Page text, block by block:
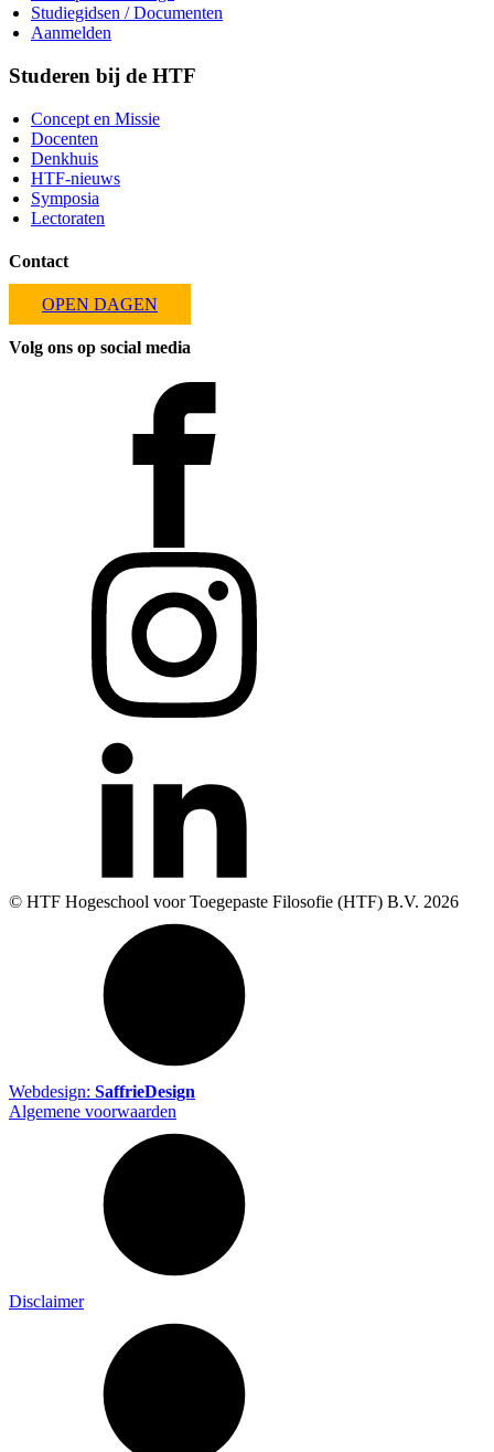
Studiegidsen / Documenten
Aanmelden
Studeren bij de HTF
Concept en Missie
Docenten
Denkhuis
HTF-nieuws
Symposia
Lectoraten
Contact
OPEN DAGEN
Volg ons op social media
© HTF Hogeschool voor Toegepaste Filosofie (HTF) B.V. 2026
Webdesign: SaffrieDesign
Algemene voorwaarden
Disclaimer